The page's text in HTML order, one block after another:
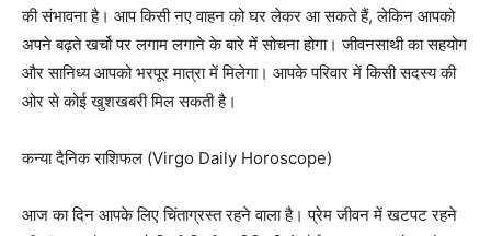
की संभावना है। आप किसी नए वाहन को घर लेकर आ सकते हैं, लेकिन आपको
अपने बढ़ते खर्चो पर लगाम लगाने के बारे में सोचना होगा। जीवनसाथी का सहयोग
और सानिध्य आपको भरपूर मात्रा में मिलेगा। आपके परिवार में किसी सदस्य की
ओर से कोई खुशखबरी मिल सकती है।
कन्या दैनिक राशिफल (Virgo Daily Horoscope)
आज का दिन आपके लिए चिंताग्रस्त रहने वाला है। प्रेम जीवन में खटपट रहने